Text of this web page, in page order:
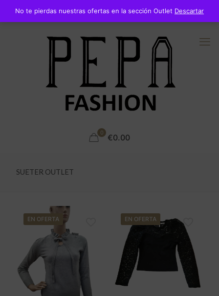
0 €0.00
SUETER OUTLET
EN OFERTA EN OFERTA
No te pierdas nuestras ofertas en la sección Outlet Descartar